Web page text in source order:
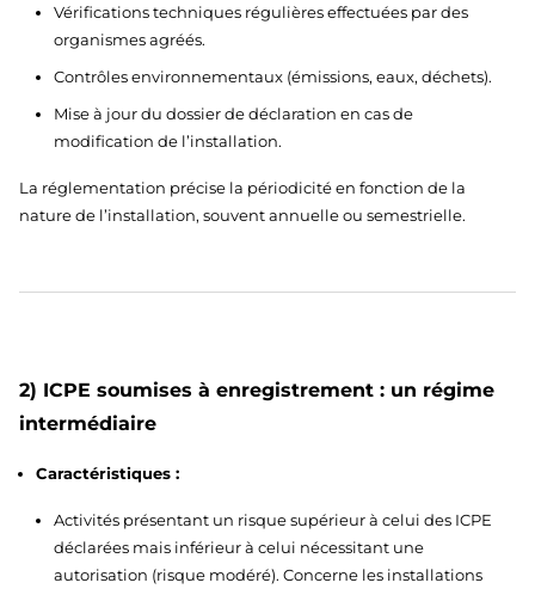
Vérifications techniques régulières effectuées par des
organismes agréés.
Contrôles environnementaux (émissions, eaux, déchets).
Mise à jour du dossier de déclaration en cas de
modification de l’installation.
La réglementation précise la périodicité en fonction de la
nature de l’installation, souvent annuelle ou semestrielle.
2) ICPE soumises à enregistrement : un régime
intermédiaire
Caractéristiques :
Activités présentant un risque supérieur à celui des ICPE
déclarées mais inférieur à celui nécessitant une
autorisation (risque modéré). Concerne les installations